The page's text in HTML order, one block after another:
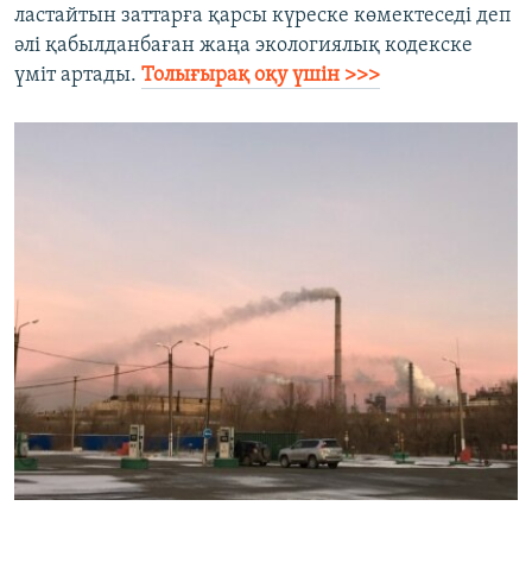
ластайтын заттарға қарсы күреске көмектеседі деп
әлі қабылданбаған жаңа экологиялық кодекске
үміт артады. Толығырақ оқу үшін >>>